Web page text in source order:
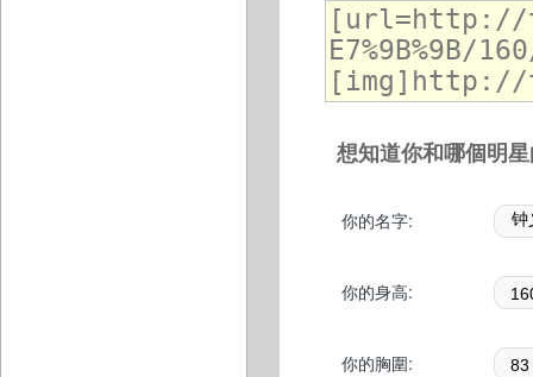
想知道你和哪個明
你的名字:
你的身高:
你的胸圍: